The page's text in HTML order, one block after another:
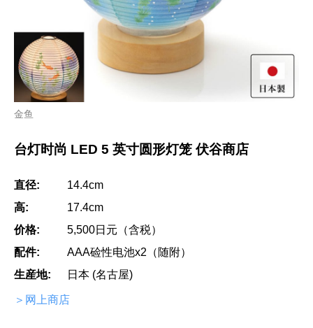
金鱼
台灯时尚 LED 5 英寸圆形灯笼 伏谷商店
直径:
14.4cm
高:
17.4cm
价格:
5,500日元（含税）
配件:
AAA硷性电池x2（随附）
生産地:
日本 (名古屋)
＞网上商店